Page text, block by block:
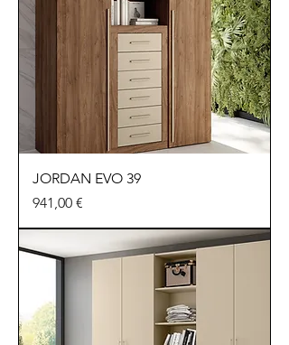
JORDAN EVO 39
Precio
941,00 €